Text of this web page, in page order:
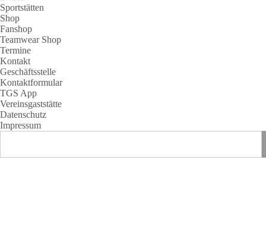
Sportstätten
Shop
Fanshop
Teamwear Shop
Termine
Kontakt
Geschäftsstelle
Kontaktformular
TGS App
Vereinsgaststätte
Datenschutz
Impressum